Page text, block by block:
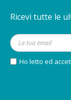
Ricevi tutte le
Ho letto ed